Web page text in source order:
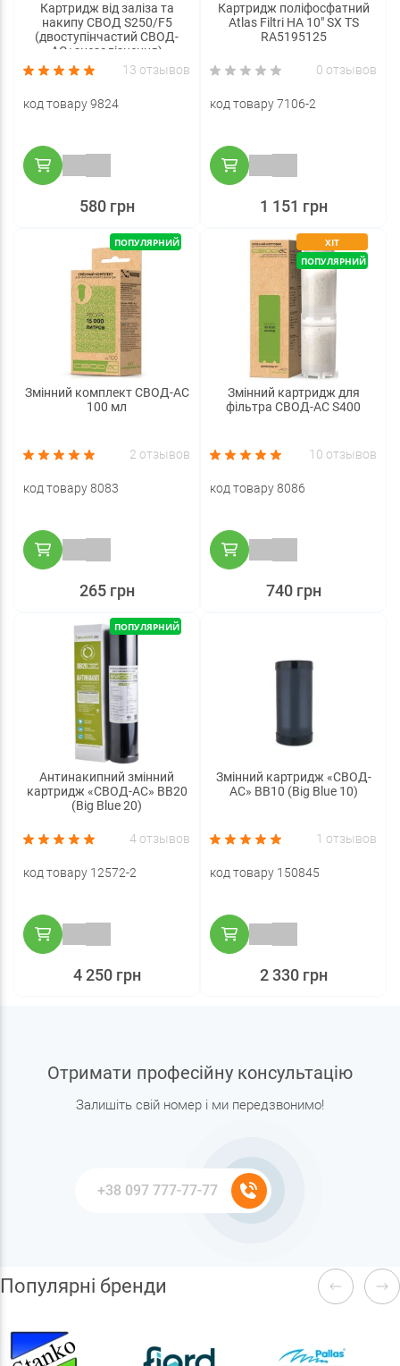
Картридж від заліза та
накипу СВОД S250/F5
(двоступінчастий СВОД-
АС+знезалізнення)
13 отзывов
код товару 9824
580 грн
Картридж поліфосфатний
Atlas Filtri HA 10" SX TS
RA5195125
0 отзывов
код товару 7106-2
1 151 грн
ПОПУЛЯРНИЙ
Змінний комплект СВОД-АС
100 мл
2 отзывов
код товару 8083
265 грн
ХІТ
ПОПУЛЯРНИЙ
Змінний картридж для
фільтра СВОД-АС S400
10 отзывов
код товару 8086
740 грн
ПОПУЛЯРНИЙ
Антинакипний змінний
картридж «СВОД-АС» ВВ20
(Big Blue 20)
4 отзывов
код товару 12572-2
4 250 грн
Змінний картридж «СВОД-
АС» ВВ10 (Big Blue 10)
1 отзывов
код товару 150845
2 330 грн
Отримати професійну консультацію
Залишіть свій номер і ми передзвонимо!
Популярні бренди